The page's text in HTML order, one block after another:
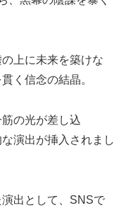
上に未来を築けな
く信念の結晶。
の光が差し込
演出が挿入されまし
出として、SNSで